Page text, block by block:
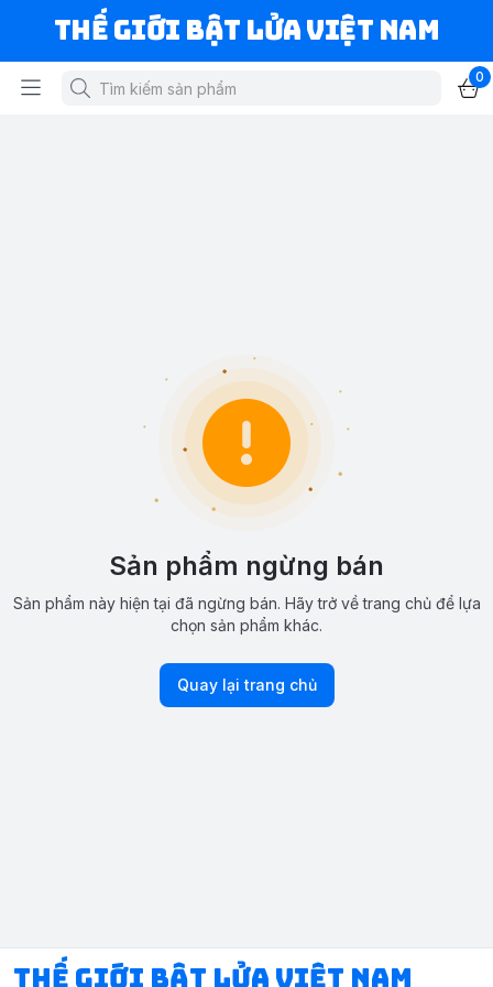
Thế Giới Bật Lửa Việt Nam
0
Sản phẩm ngừng bán
Sản phẩm này hiện tại đã ngừng bán. Hãy trở về trang chủ để lựa
chọn sản phẩm khác.
Quay lại trang chủ
Thế Giới Bật Lửa Việt Nam